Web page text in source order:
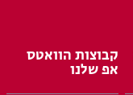
קבוצות הוואטס
אפ שלנו